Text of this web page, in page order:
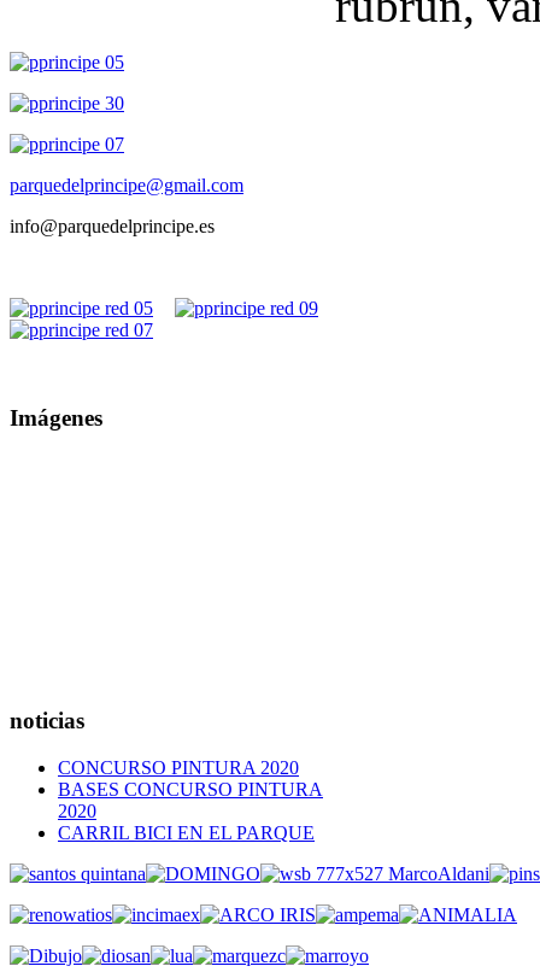
parquedelprincipe@gmail.com
info@parquedelprincipe.es
Imágenes
noticias
CONCURSO PINTURA 2020
BASES CONCURSO PINTURA
2020
CARRIL BICI EN EL PARQUE